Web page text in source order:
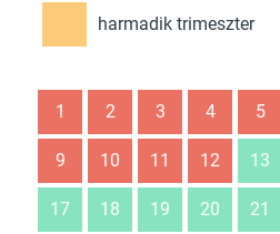
harmadik trimeszter
1 2 3 4 5
9 10 11 12 13
17 18 19 20 21